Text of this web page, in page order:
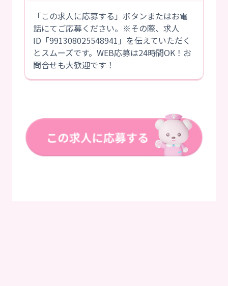
「この求人に応募する」ボタンまたはお電
話にてご応募ください。※その際、求人
ID「991308025548941」を伝えていただく
とスムーズです。WEB応募は24時間OK！お
問合せも大歓迎です！